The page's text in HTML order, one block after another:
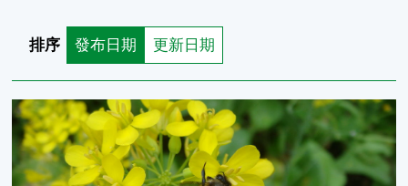
排序 發布日期 更新日期
油菜 Brassica campestris 十字花科